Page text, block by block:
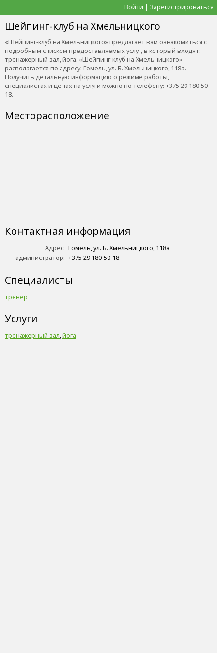
Войти | Зарегистрироваться
Шейпинг-клуб на Хмельницкого
«Шейпинг-клуб на Хмельницкого» предлагает вам ознакомиться с
подробным списком предоставляемых услуг, в который входят:
тренажерный зал, йога. «Шейпинг-клуб на Хмельницкого»
располагается по адресу: Гомель, ул. Б. Хмельницкого, 118а.
Получить детальную информацию о режиме работы,
специалистах и ценах на услуги можно по телефону: +375 29 180-50-
18.
Месторасположение
Контактная информация
Адрес: Гомель, ул. Б. Хмельницкого, 118а
администратор: +375 29 180-50-18
Специалисты
тренер
Услуги
тренажерный зал,йога